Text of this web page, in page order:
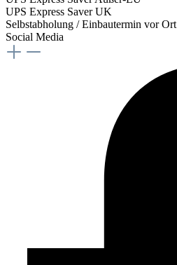
UPS Express Saver UK
Selbstabholung / Einbautermin vor Ort
Social Media